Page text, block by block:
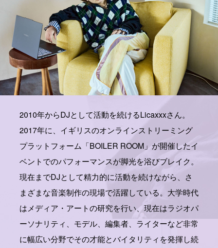
2010年からDJとして活動を続けるLicaxxxさん。
2017年に、イギリスのオンラインストリーミング
プラットフォーム「BOILER ROOM」が開催したイ
ベントでのパフォーマンスが脚光を浴びブレイク。
現在までDJとして精力的に活動を続けながら、さ
まざまな音楽制作の現場で活躍している。大学時代
はメディア・アートの研究を行い、現在はラジオパ
ーソナリティ、モデル、編集者、ライターなど非常
に幅広い分野でその才能とバイタリティを発揮し続